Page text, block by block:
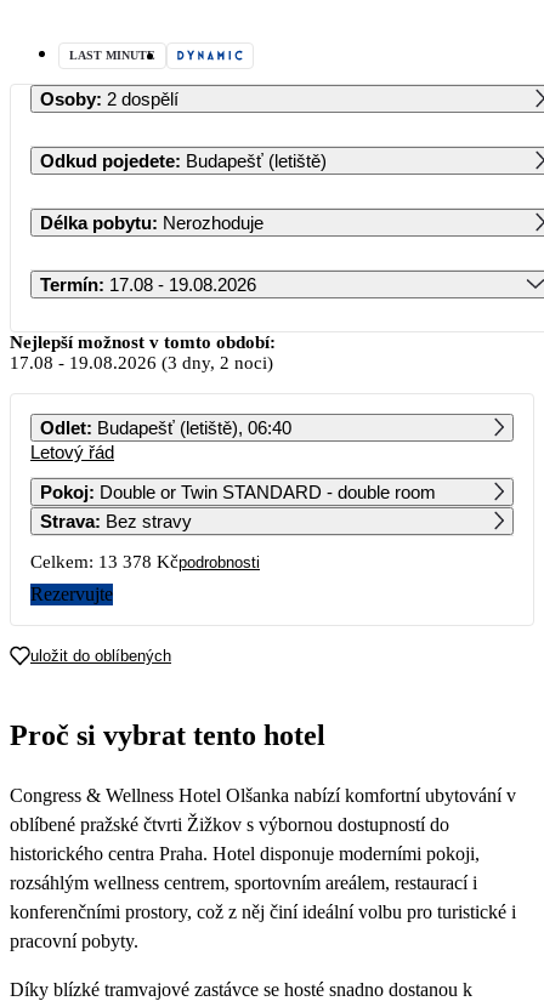
LAST MINUTE
Osoby: 2 dospělí
Odkud pojedete: Budapešť (letiště)
Délka pobytu: Nerozhoduje
Termín: 17.08 - 19.08.2026
Srpen 2026
PO ÚT ST ČT PÁ SO NE
3 4
17
6 689 5 569
6 399 7 089 10 259 5 749
5 289
Nejlepší možnost v tomto období:
17.08 - 19.08.2026 (3 dny, 2 noci)
Odlet: Budapešť (letiště), 06:40
Letový řád
Pokoj: Double or Twin STANDARD - double room
Strava: Bez stravy
Celkem: 13 378 Kčpodrobnosti
Rezervujte
uložit do oblíbených
Proč si vybrat tento hotel
Congress & Wellness Hotel Olšanka nabízí komfortní ubytování v
oblíbené pražské čtvrti Žižkov s výbornou dostupností do
historického centra Praha. Hotel disponuje moderními pokoji,
rozsáhlým wellness centrem, sportovním areálem, restaurací i
konferenčními prostory, což z něj činí ideální volbu pro turistické i
pracovní pobyty.
Díky blízké tramvajové zastávce se hosté snadno dostanou k